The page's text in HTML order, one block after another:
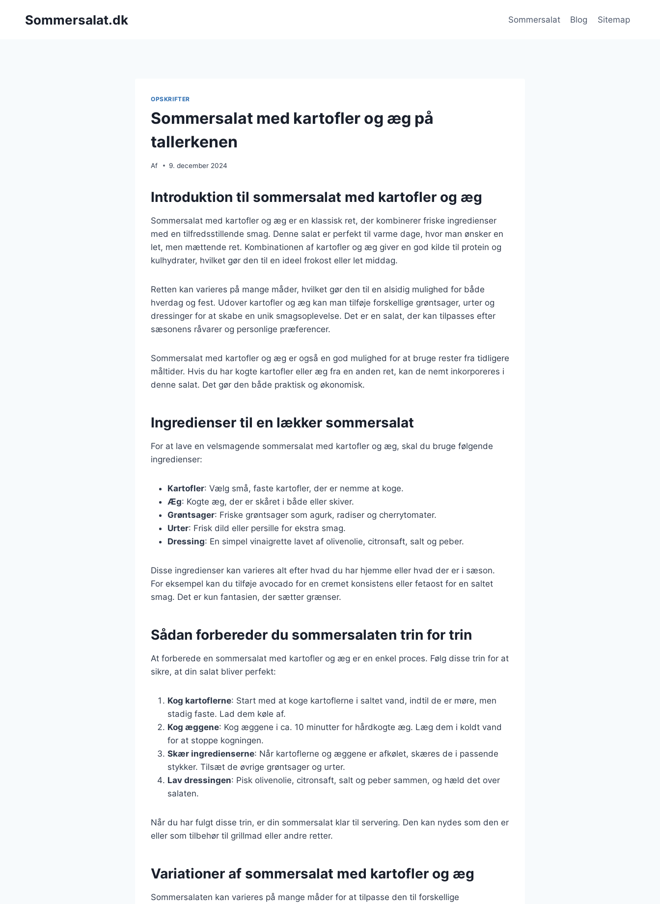
Sommersalat.dk Sommersalat Blog Sitemap
OPSKRIFTER
Sommersalat med kartofler og æg på
tallerkenen
Af 9. december 2024
Introduktion til sommersalat med kartofler og æg
Sommersalat med kartofler og æg er en klassisk ret, der kombinerer friske ingredienser
med en tilfredsstillende smag. Denne salat er perfekt til varme dage, hvor man ønsker en
let, men mættende ret. Kombinationen af kartofler og æg giver en god kilde til protein og
kulhydrater, hvilket gør den til en ideel frokost eller let middag.
Retten kan varieres på mange måder, hvilket gør den til en alsidig mulighed for både
hverdag og fest. Udover kartofler og æg kan man tilføje forskellige grøntsager, urter og
dressinger for at skabe en unik smagsoplevelse. Det er en salat, der kan tilpasses efter
sæsonens råvarer og personlige præferencer.
Sommersalat med kartofler og æg er også en god mulighed for at bruge rester fra tidligere
måltider. Hvis du har kogte kartofler eller æg fra en anden ret, kan de nemt inkorporeres i
denne salat. Det gør den både praktisk og økonomisk.
Ingredienser til en lækker sommersalat
For at lave en velsmagende sommersalat med kartofler og æg, skal du bruge følgende
ingredienser:
Kartofler: Vælg små, faste kartofler, der er nemme at koge.
Æg: Kogte æg, der er skåret i både eller skiver.
Grøntsager: Friske grøntsager som agurk, radiser og cherrytomater.
Urter: Frisk dild eller persille for ekstra smag.
Dressing: En simpel vinaigrette lavet af olivenolie, citronsaft, salt og peber.
Disse ingredienser kan varieres alt efter hvad du har hjemme eller hvad der er i sæson.
For eksempel kan du tilføje avocado for en cremet konsistens eller fetaost for en saltet
smag. Det er kun fantasien, der sætter grænser.
Sådan forbereder du sommersalaten trin for trin
At forberede en sommersalat med kartofler og æg er en enkel proces. Følg disse trin for at
sikre, at din salat bliver perfekt:
Kog kartoflerne: Start med at koge kartoflerne i saltet vand, indtil de er møre, men
stadig faste. Lad dem køle af.
Kog æggene: Kog æggene i ca. 10 minutter for hårdkogte æg. Læg dem i koldt vand
for at stoppe kogningen.
Skær ingredienserne: Når kartoflerne og æggene er afkølet, skæres de i passende
stykker. Tilsæt de øvrige grøntsager og urter.
Lav dressingen: Pisk olivenolie, citronsaft, salt og peber sammen, og hæld det over
salaten.
Når du har fulgt disse trin, er din sommersalat klar til servering. Den kan nydes som den er
eller som tilbehør til grillmad eller andre retter.
Variationer af sommersalat med kartofler og æg
Sommersalaten kan varieres på mange måder for at tilpasse den til forskellige